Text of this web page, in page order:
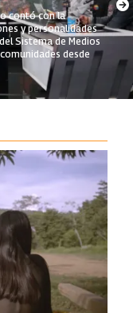
contó con la
y personalidades
Sistema de Medios
desde